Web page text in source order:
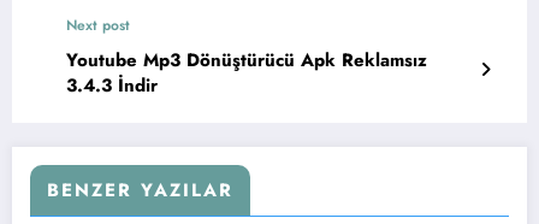
Next post
Youtube Mp3 Dönüştürücü Apk Reklamsız
3.4.3 İndir
BENZER YAZILAR